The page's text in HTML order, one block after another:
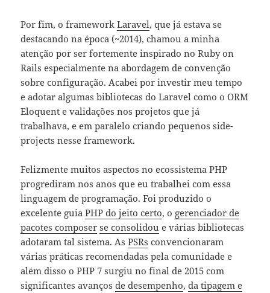
Por fim, o frameworkLaravel, que já estava se
destacando na época (~2014), chamou a minha
atenção por ser fortemente inspirado no Ruby on
Rails especialmente na abordagem de convenção
sobre configuração. Acabei por investir meu tempo
e adotar algumas bibliotecas do Laravel como o ORM
Eloquent e validações nos projetos que já
trabalhava, e em paralelo criando pequenos side-
projects nesse framework.
Felizmente muitos aspectos no ecossistema PHP
progrediram nos anos que eu trabalhei com essa
linguagem de programação. Foi produzido o
excelente guiaPHP do jeito certo, o gerenciador de
pacotes composer se consolidou e várias bibliotecas
adotaram tal sistema. AsPSRs convencionaram
várias práticas recomendadas pela comunidade e
além disso o PHP 7 surgiu no final de 2015 com
significantes avançosde desempenho,da tipagem e